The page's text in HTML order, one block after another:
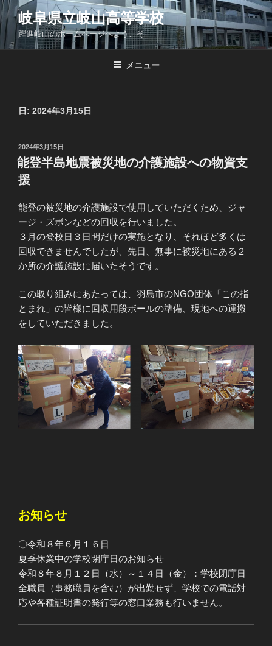
コ
ン
テ
ン
岐阜県立岐山高等学校
躍進岐山のホームページへようこそ
メニュー
日: 2024年3月15日
投
稿
日:
2024年3月15日
能登半島地震被災地の介護施設への物資支
援
能登の被災地の介護施設で使用していただくため、ジャ
ージ・ズボンなどの回収を行いました。
３月の登校日３日間だけの実施となり、それほど多くは
回収できませんでしたが、先日、無事に被災地にある２
か所の介護施設に届いたそうです。
この取り組みにあたっては、羽島市のNGO団体「この指
とまれ」の皆様に回収用段ボールの準備、現地への運搬
をしていただきました。
お知らせ
〇令和８年６月１６日
夏季休業中の学校閉庁日のお知らせ
令和８年８月１２日（水）～１４日（金）：学校閉庁日
全職員（事務職員を含む）が出勤せず、学校での電話対
応や各種証明書の発行等の窓口業務も行いません。